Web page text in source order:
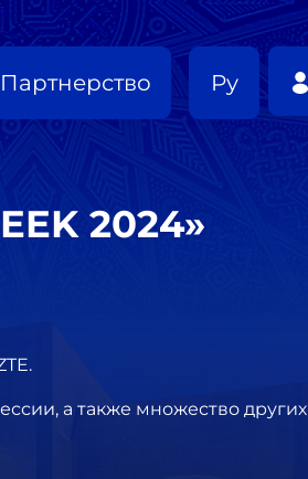
Партнерство Ру
2024»
а также множество других